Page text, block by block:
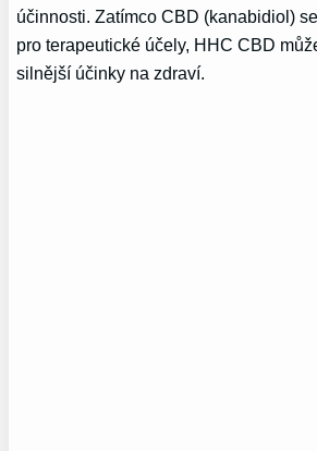
účinnosti. Zatímco CBD (kanabidiol)
pro terapeutické účely, HHC CBD
silnější účinky na zdraví.